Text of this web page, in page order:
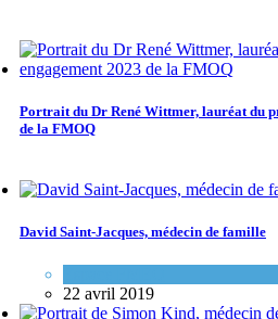
Portrait du Dr René Wittmer, lauréat du
de la FMOQ
David Saint-Jacques, médecin de famille
22 avril 2019